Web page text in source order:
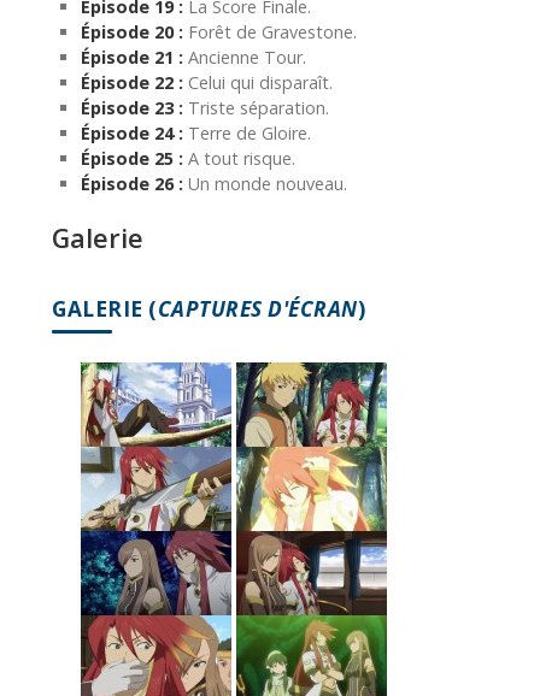
Épisode 19 : La Score Finale.
Épisode 20 : Forêt de Gravestone.
Épisode 21 : Ancienne Tour.
Épisode 22 : Celui qui disparaît.
Épisode 23 : Triste séparation.
Épisode 24 : Terre de Gloire.
Épisode 25 : A tout risque.
Épisode 26 : Un monde nouveau.
Galerie
GALERIE (CAPTURES D'ÉCRAN)